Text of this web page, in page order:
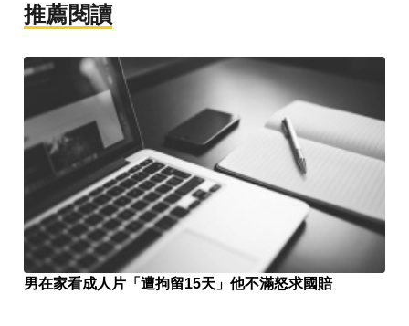
推薦閱讀
男在家看成人片「遭拘留15天」他不滿怒求國賠